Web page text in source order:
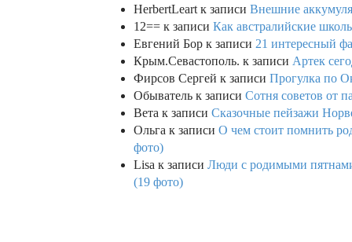
HerbertLeart к записи Внешние
12== к записи Как австралийские
Евгений Бор к записи 21 интересный
Крым.Севастополь. к записи Артек
Фирсов Сергей к записи Прогулка по
Обыватель к записи Сотня советов от
Вета к записи Сказочные пейзажи
Ольга к записи О чем стоит помнить
фото)
Lisa к записи Люди с родимыми
(19 фото)